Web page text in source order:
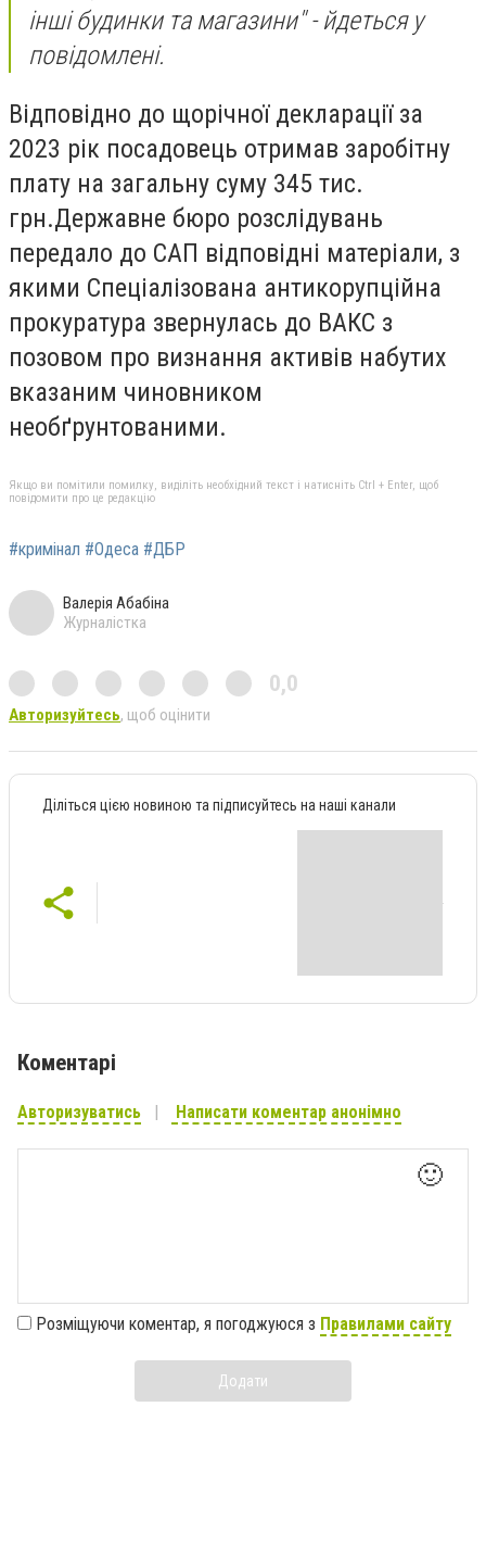
інші будинки та магазини" - йдеться у
повідомлені.
Відповідно до щорічної декларації за
2023 рік посадовець отримав заробітну
плату на загальну суму 345 тис.
грн.Державне бюро розслідувань
передало до САП відповідні матеріали, з
якими Спеціалізована антикорупційна
прокуратура звернулась до ВАКС з
позовом про визнання активів набутих
вказаним чиновником
необґрунтованими.
Якщо ви помітили помилку, виділіть необхідний текст і натисніть Ctrl + Enter, щоб
повідомити про це редакцію
#кримінал #Одеса #ДБР
Валерія Абабіна
Журналістка
0,0
Авторизуйтесь, щоб оцінити
Діліться цією новиною та підписуйтесь на наші канали
Коментарі
Авторизуватись Написати коментар анонімно
🙂
Розміщуючи коментар, я погоджуюся з Правилами сайту
Додати